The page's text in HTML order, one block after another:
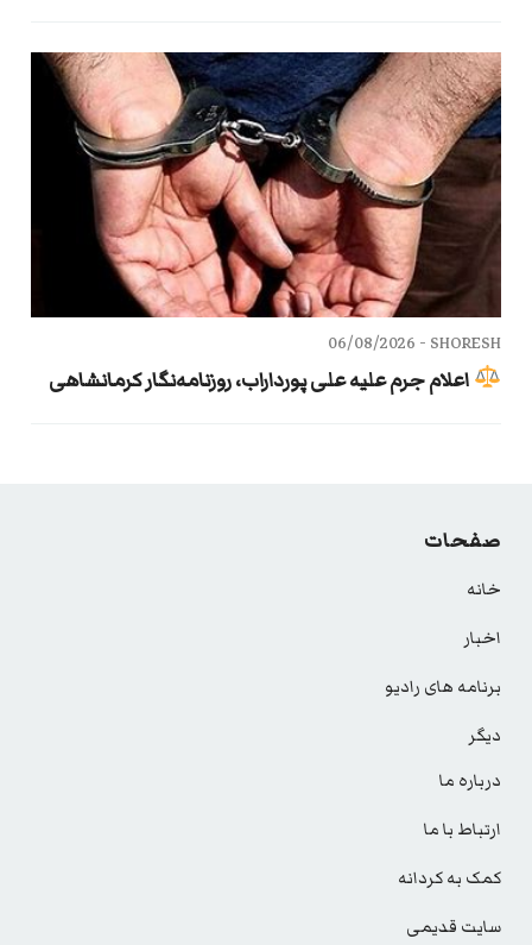
SHORESH -
06/08/2026
اعلام جرم علیه علی پورداراب، روزنامه‌نگار کرمانشاهی
صفحات
خانه
اخبار
برنامه های رادیو
دیگر
درباره ما
ارتباط با ما
کمک به کردانه
سایت قدیمی